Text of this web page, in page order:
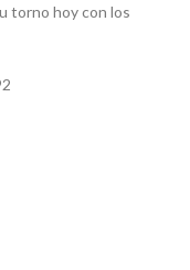
torno hoy con los